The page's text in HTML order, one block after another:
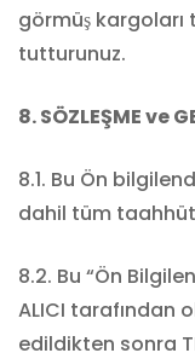
görmüş kargoları
tutturunuz.
8. SÖZLEŞME ve
8.1. Bu Ön
dahil tüm
8.2. Bu “Ön
ALICI tarafından
edildikten sonra